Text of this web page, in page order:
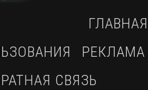
ГЛАВНАЯ
РЕКЛАМА
СВЯЗЬ